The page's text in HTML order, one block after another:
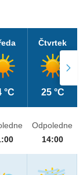
°C
Čtvrtek
25 °C
Odpoledne
14:00